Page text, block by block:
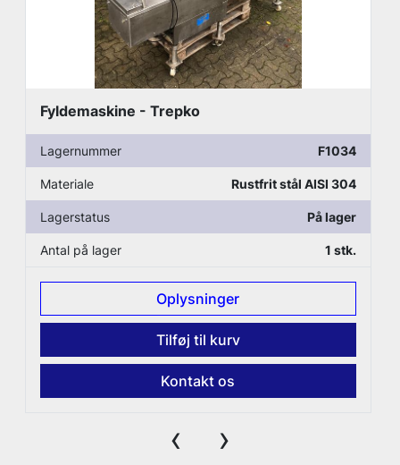
Fyldemaskine - Trepko
Lagernummer F1034
Materiale Rustfrit stål AISI 304
Lagerstatus På lager
Antal på lager 1 stk.
Oplysninger
Tilføj til kurv
Kontakt os
‹ ›